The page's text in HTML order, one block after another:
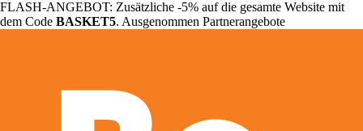
FLASH-ANGEBOT: Zusätzliche -5% auf die gesamte Website mit
dem Code BASKET5. Ausgenommen Partnerangebote